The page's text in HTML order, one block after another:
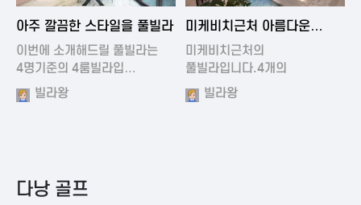
2024-11-19 01:01
아주 깔끔한 스타일을 풀빌라
이번에 소개해드릴 풀빌라는
4명기준의 4룸빌라입…
빌라왕
2024-11-16 15:32
미케비치근처 아름다운
풀빌라
미케비치근처의
풀빌라입니다.4개의
아름다운방과…
빌라왕
다낭 골프